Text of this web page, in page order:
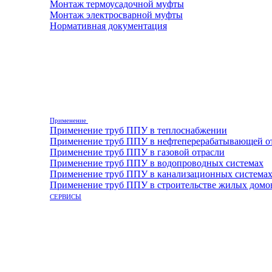
Монтаж термоусадочной муфты
Монтаж электросварной муфты
Нормативная документация
Применение
Применение труб ППУ в теплоснабжении
Применение труб ППУ в нефтеперерабатывающей
Применение труб ППУ в газовой отрасли
Применение труб ППУ в водопроводных системах
Применение труб ППУ в канализационных системах
Применение труб ППУ в строительстве жилых
СЕРВИСЫ